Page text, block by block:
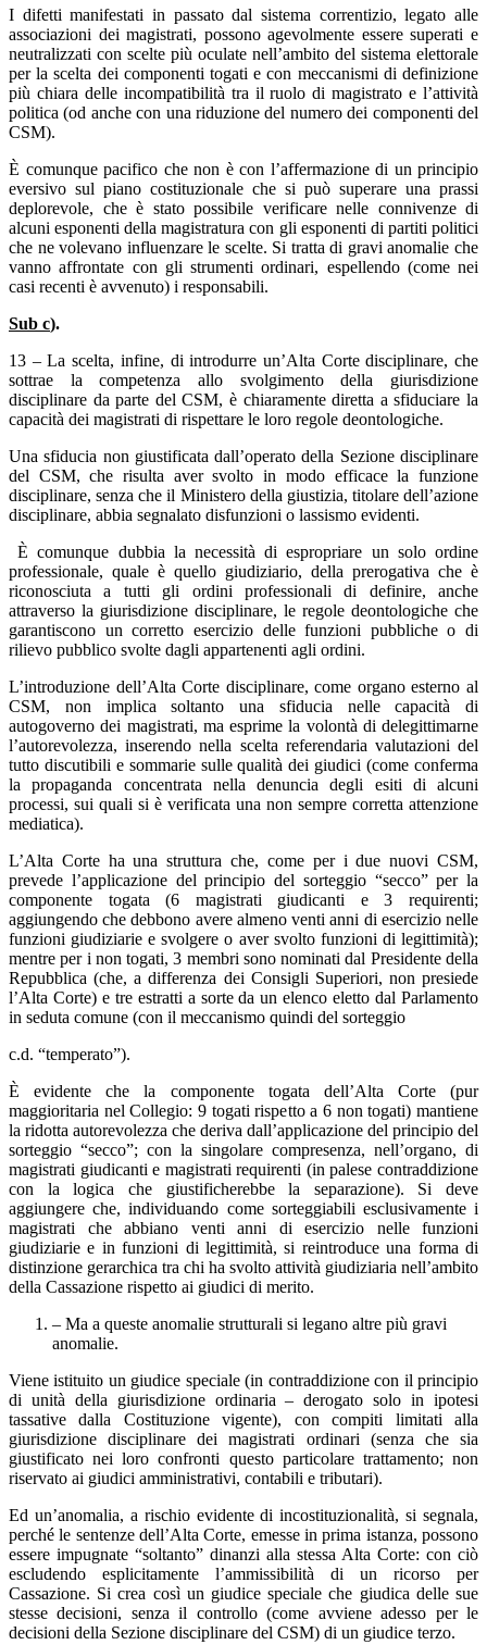
I difetti manifestati in passato dal sistema correntizio, legato alle
associazioni dei magistrati, possono agevolmente essere superati e
neutralizzati con scelte più oculate nell’ambito del sistema elettorale
per la scelta dei componenti togati e con meccanismi di definizione
più chiara delle incompatibilità tra il ruolo di magistrato e l’attività
politica (od anche con una riduzione del numero dei componenti del
CSM).
È comunque pacifico che non è con l’affermazione di un principio
eversivo sul piano costituzionale che si può superare una prassi
deplorevole, che è stato possibile verificare nelle connivenze di
alcuni esponenti della magistratura con gli esponenti di partiti politici
che ne volevano influenzare le scelte. Si tratta di gravi anomalie che
vanno affrontate con gli strumenti ordinari, espellendo (come nei
casi recenti è avvenuto) i responsabili.
Sub c).
13 – La scelta, infine, di introdurre un’Alta Corte disciplinare, che
sottrae la competenza allo svolgimento della giurisdizione
disciplinare da parte del CSM, è chiaramente diretta a sfiduciare la
capacità dei magistrati di rispettare le loro regole deontologiche.
Una sfiducia non giustificata dall’operato della Sezione disciplinare
del CSM, che risulta aver svolto in modo efficace la funzione
disciplinare, senza che il Ministero della giustizia, titolare dell’azione
disciplinare, abbia segnalato disfunzioni o lassismo evidenti.
È comunque dubbia la necessità di espropriare un solo ordine
professionale, quale è quello giudiziario, della prerogativa che è
riconosciuta a tutti gli ordini professionali di definire, anche
attraverso la giurisdizione disciplinare, le regole deontologiche che
garantiscono un corretto esercizio delle funzioni pubbliche o di
rilievo pubblico svolte dagli appartenenti agli ordini.
L’introduzione dell’Alta Corte disciplinare, come organo esterno al
CSM, non implica soltanto una sfiducia nelle capacità di
autogoverno dei magistrati, ma esprime la volontà di delegittimarne
l’autorevolezza, inserendo nella scelta referendaria valutazioni del
tutto discutibili e sommarie sulle qualità dei giudici (come conferma
la propaganda concentrata nella denuncia degli esiti di alcuni
processi, sui quali si è verificata una non sempre corretta attenzione
mediatica).
L’Alta Corte ha una struttura che, come per i due nuovi CSM,
prevede l’applicazione del principio del sorteggio “secco” per la
componente togata (6 magistrati giudicanti e 3 requirenti;
aggiungendo che debbono avere almeno venti anni di esercizio nelle
funzioni giudiziarie e svolgere o aver svolto funzioni di legittimità);
mentre per i non togati, 3 membri sono nominati dal Presidente della
Repubblica (che, a differenza dei Consigli Superiori, non presiede
l’Alta Corte) e tre estratti a sorte da un elenco eletto dal Parlamento
in seduta comune (con il meccanismo quindi del sorteggio
c.d. “temperato”).
È evidente che la componente togata dell’Alta Corte (pur
maggioritaria nel Collegio: 9 togati rispetto a 6 non togati) mantiene
la ridotta autorevolezza che deriva dall’applicazione del principio del
sorteggio “secco”; con la singolare compresenza, nell’organo, di
magistrati giudicanti e magistrati requirenti (in palese contraddizione
con la logica che giustificherebbe la separazione). Si deve
aggiungere che, individuando come sorteggiabili esclusivamente i
magistrati che abbiano venti anni di esercizio nelle funzioni
giudiziarie e in funzioni di legittimità, si reintroduce una forma di
distinzione gerarchica tra chi ha svolto attività giudiziaria nell’ambito
della Cassazione rispetto ai giudici di merito.
– Ma a queste anomalie strutturali si legano altre più gravi
anomalie.
Viene istituito un giudice speciale (in contraddizione con il principio
di unità della giurisdizione ordinaria – derogato solo in ipotesi
tassative dalla Costituzione vigente), con compiti limitati alla
giurisdizione disciplinare dei magistrati ordinari (senza che sia
giustificato nei loro confronti questo particolare trattamento; non
riservato ai giudici amministrativi, contabili e tributari).
Ed un’anomalia, a rischio evidente di incostituzionalità, si segnala,
perché le sentenze dell’Alta Corte, emesse in prima istanza, possono
essere impugnate “soltanto” dinanzi alla stessa Alta Corte: con ciò
escludendo esplicitamente l’ammissibilità di un ricorso per
Cassazione. Si crea così un giudice speciale che giudica delle sue
stesse decisioni, senza il controllo (come avviene adesso per le
decisioni della Sezione disciplinare del CSM) di un giudice terzo.